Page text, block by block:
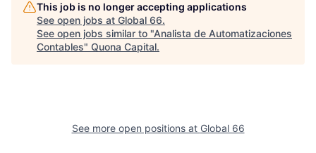
This job is no longer accepting applications
See open jobs at Global 66.
See open jobs similar to "Analista de Automatizaciones
Contables" Quona Capital.
See more open positions at Global 66